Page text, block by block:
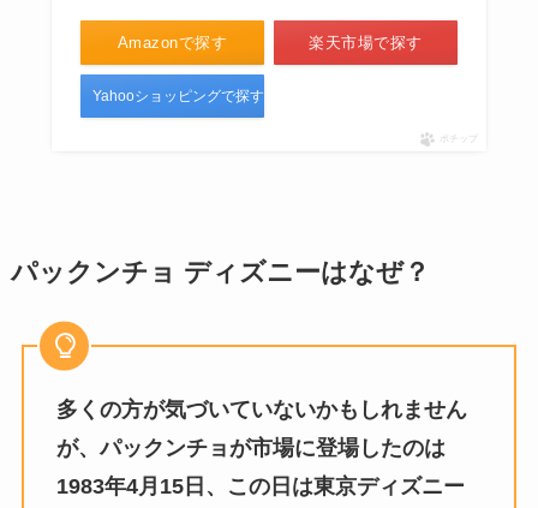
Amazonで探す 楽天市場で探す
Yahooショッピングで探す
ポチップ
パックンチョ ディズニーはなぜ？
多くの方が気づいていないかもしれません
が、パックンチョが市場に登場したのは
1983年4月15日、この日は東京ディズニー